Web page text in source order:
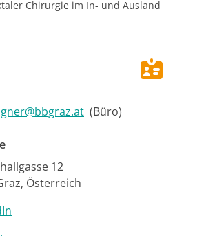
Chirurgie im In- und Ausland
(Büro)
12
Österreich